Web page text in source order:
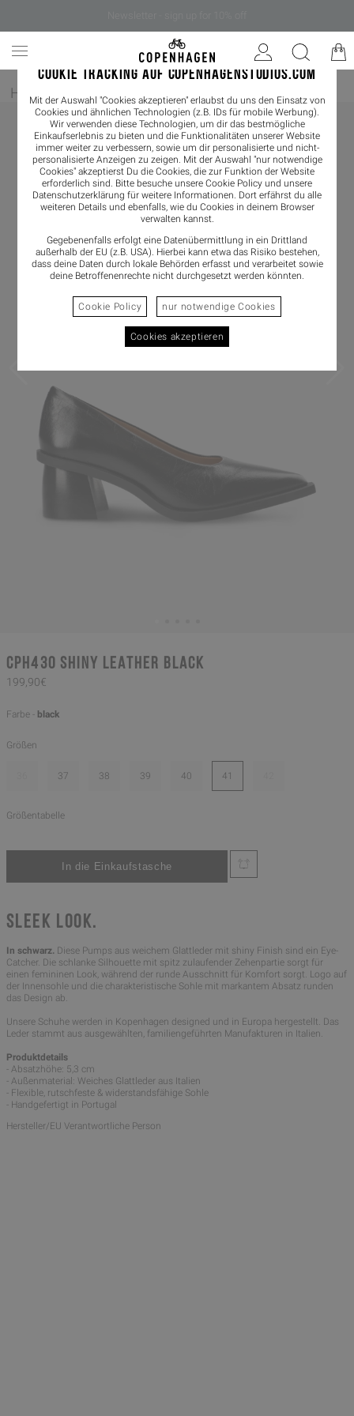
COOKIE TRACKING AUF COPENHAGENSTUDIOS.COM
Mit der Auswahl "Cookies akzeptieren" erlaubst du uns den Einsatz von
Cookies und ähnlichen Technologien (z.B. IDs für mobile Werbung).
Wir verwenden diese Technologien, um dir das bestmögliche
Einkaufserlebnis zu bieten und die Funktionalitäten unserer Website
immer weiter zu verbessern, sowie um dir personalisierte und nicht-
personalisierte Anzeigen zu zeigen. Mit der Auswahl "nur notwendige
Cookies" akzeptierst Du die Cookies, die zur Funktion der Website
erforderlich sind. Bitte besuche unsere Cookie Policy und unsere
Datenschutzerklärung für weitere Informationen. Dort erfährst du alle
weiteren Details und ebenfalls, wie du Cookies in deinem Browser
verwalten kannst.
Gegebenenfalls erfolgt eine Datenübermittlung in ein Drittland
außerhalb der EU (z.B. USA). Hierbei kann etwa das Risiko bestehen,
dass deine Daten durch lokale Behörden erfasst und verarbeitet sowie
deine Betroffenenrechte nicht durchgesetzt werden könnten.
Cookie Policy nur notwendige Cookies
Cookies akzeptieren
Home / Damen/ Pumps
CPH430 shiny leather black
199,90€
Farbe - black
Größen
37 38 39 40 41
Größentabelle
SLEEK LOOK.
In schwarz. Diese Pumps aus weichem Glattleder mit shiny Finish sind ein Eye-
Catcher. Die schlanke Silhouette mit spitz zulaufender Zehenpartie sorgt für
einen femininen Look, während der runde Ausschnitt für Komfort sorgt. Logo auf
der Innensohle und die charakteristische Sohle mit markantem Absatz runden
das Design ab.
Unsere Schuhe werden in Kopenhagen designed und in Europa hergestellt. Das
Leder stammt aus ausgewählten, familiengeführten Manufakturen in Italien.
Produktdetails
- Absatzhöhe: 5,3 cm
- Außenmaterial: Weiches Glattleder aus Italien
- Flexible, rutschfeste & widerstandsfähige Sohle
- Handgefertigt in Portugal
Hersteller/EU Verantwortliche Person